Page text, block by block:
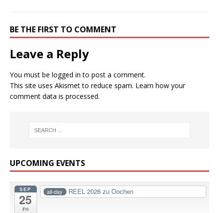
BE THE FIRST TO COMMENT
Leave a Reply
You must be logged in to post a comment.
This site uses Akismet to reduce spam. Learn how your
comment data is processed.
UPCOMING EVENTS
SEP
25
Fri
all-day REEL 2026 zu Oochen